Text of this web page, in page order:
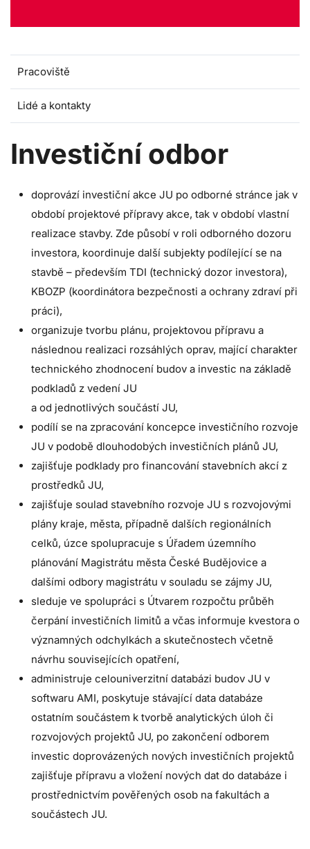
Pracoviště
Lidé a kontakty
Investiční odbor
doprovází investiční akce JU po odborné stránce jak v
období projektové přípravy akce, tak v období vlastní
realizace stavby. Zde působí v roli odborného dozoru
investora, koordinuje další subjekty podílející se na
stavbě – především TDI (technický dozor investora),
KBOZP (koordinátora bezpečnosti a ochrany zdraví při
práci),
organizuje tvorbu plánu, projektovou přípravu a
následnou realizaci rozsáhlých oprav, mající charakter
technického zhodnocení budov a investic na základě
podkladů z vedení JU
a od jednotlivých součástí JU,
podílí se na zpracování koncepce investičního rozvoje
JU v podobě dlouhodobých investičních plánů JU,
zajišťuje podklady pro financování stavebních akcí z
prostředků JU,
zajišťuje soulad stavebního rozvoje JU s rozvojovými
plány kraje, města, případně dalších regionálních
celků, úzce spolupracuje s Úřadem územního
plánování Magistrátu města České Budějovice a
dalšími odbory magistrátu v souladu se zájmy JU,
sleduje ve spolupráci s Útvarem rozpočtu průběh
čerpání investičních limitů a včas informuje kvestora o
významných odchylkách a skutečnostech včetně
návrhu souvisejících opatření,
administruje celouniverzitní databázi budov JU v
softwaru AMI, poskytuje stávající data databáze
ostatním součástem k tvorbě analytických úloh či
rozvojových projektů JU, po zakončení odborem
investic doprovázených nových investičních projektů
zajišťuje přípravu a vložení nových dat do databáze i
prostřednictvím pověřených osob na fakultách a
součástech JU.